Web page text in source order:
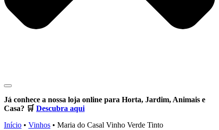
Já conhece a nossa loja online para Horta, Jardim, Animais e
Casa? 🛒 Descubra aqui
Início • Vinhos • Maria do Casal Vinho Verde Tinto